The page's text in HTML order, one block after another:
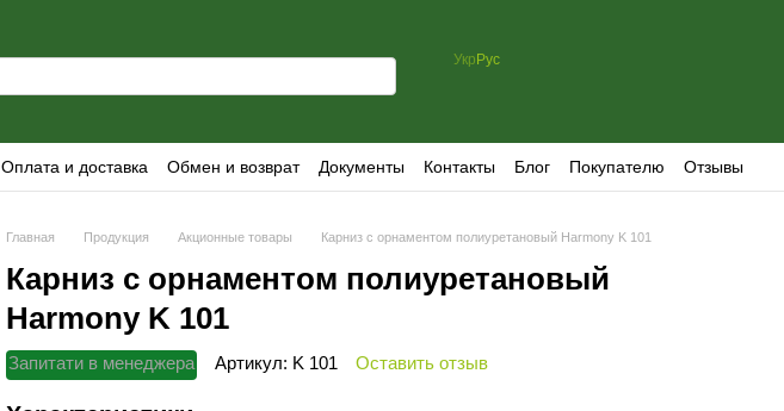
Укр Рус
Оплата и доставка Обмен и возврат Документы Контакты Блог Покупателю Отзывы
Главная Продукция Акционные товары Карниз с орнаментом полиуретановый Harmony K 101
Карниз с орнаментом полиуретановый
Harmony K 101
Запитати в менеджера Артикул: K 101 Оставить отзыв